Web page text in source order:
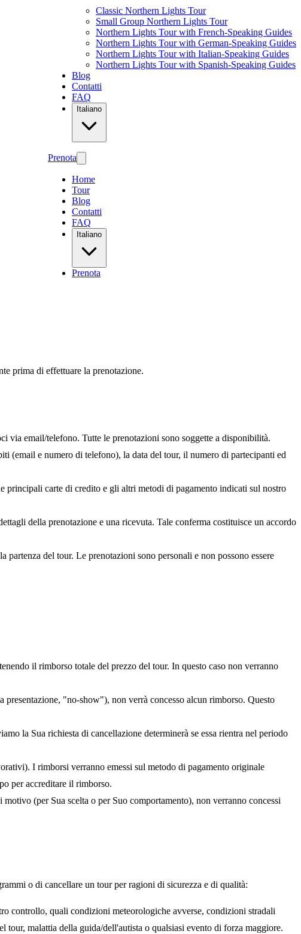
Classic Northern Lights Tour
Small Group Northern Lights Tour
Northern Lights Tour with French-Speaking Guides
Northern Lights Tour with German-Speaking Guides
Northern Lights Tour with Italian-Speaking Guides
Northern Lights Tour with Spanish-Speaking Guides
Blog
Contatti
FAQ
Italiano
Prenota
Home
Tour
Blog
Contatti
FAQ
Italiano
Prenota
prima di effettuare la prenotazione.
via email/telefono. Tutte le prenotazioni sono soggette a disponibilità.
(email e numero di telefono), la data del tour, il numero di partecipanti ed
principali carte di credito e gli altri metodi di pagamento indicati sul nostro
della prenotazione e una ricevuta. Tale conferma costituisce un accordo
del tour. Le prenotazioni sono personali e non possono essere
il rimborso totale del prezzo del tour. In questo caso non verranno
presentazione, "no-show"), non verrà concesso alcun rimborso. Questo
la Sua richiesta di cancellazione determinerà se essa rientra nel periodo
I rimborsi verranno emessi sul metodo di pagamento originale
per accreditare il rimborso.
(per Sua scelta o per Suo comportamento), non verranno concessi
o di cancellare un tour per ragioni di sicurezza e di qualità:
controllo, quali condizioni meteorologiche avverse, condizioni stradali
malattia della guida/dell'autista o qualsiasi evento di forza maggiore.